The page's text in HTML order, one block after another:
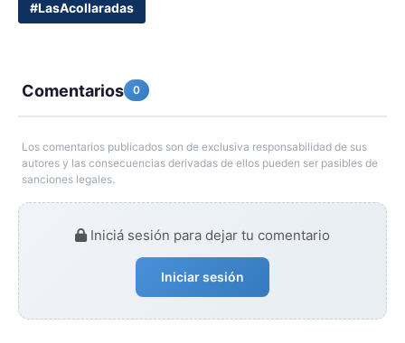
#LasAcollaradas
Comentarios 0
Los comentarios publicados son de exclusiva responsabilidad de sus
autores y las consecuencias derivadas de ellos pueden ser pasibles de
sanciones legales.
Iniciá sesión para dejar tu comentario
Iniciar sesión